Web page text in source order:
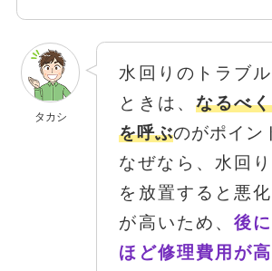
水回りのトラブ
ときは、 なるべ
を呼ぶのがポイン
な
タカシ
ぜなら、水回
を放置すると悪
が高いため、後
ほど修理費用が